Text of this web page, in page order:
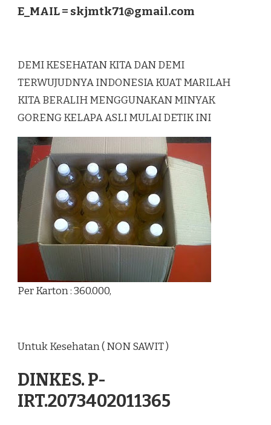
E_MAIL = skjmtk71@gmail.com
DEMI KESEHATAN KITA DAN DEMI
TERWUJUDNYA INDONESIA KUAT MARILAH
KITA BERALIH MENGGUNAKAN MINYAK
GORENG KELAPA ASLI MULAI DETIK INI
Per Karton : 360.000,
Untuk Kesehatan ( NON SAWIT )
DINKES. P-
IRT.2073402011365